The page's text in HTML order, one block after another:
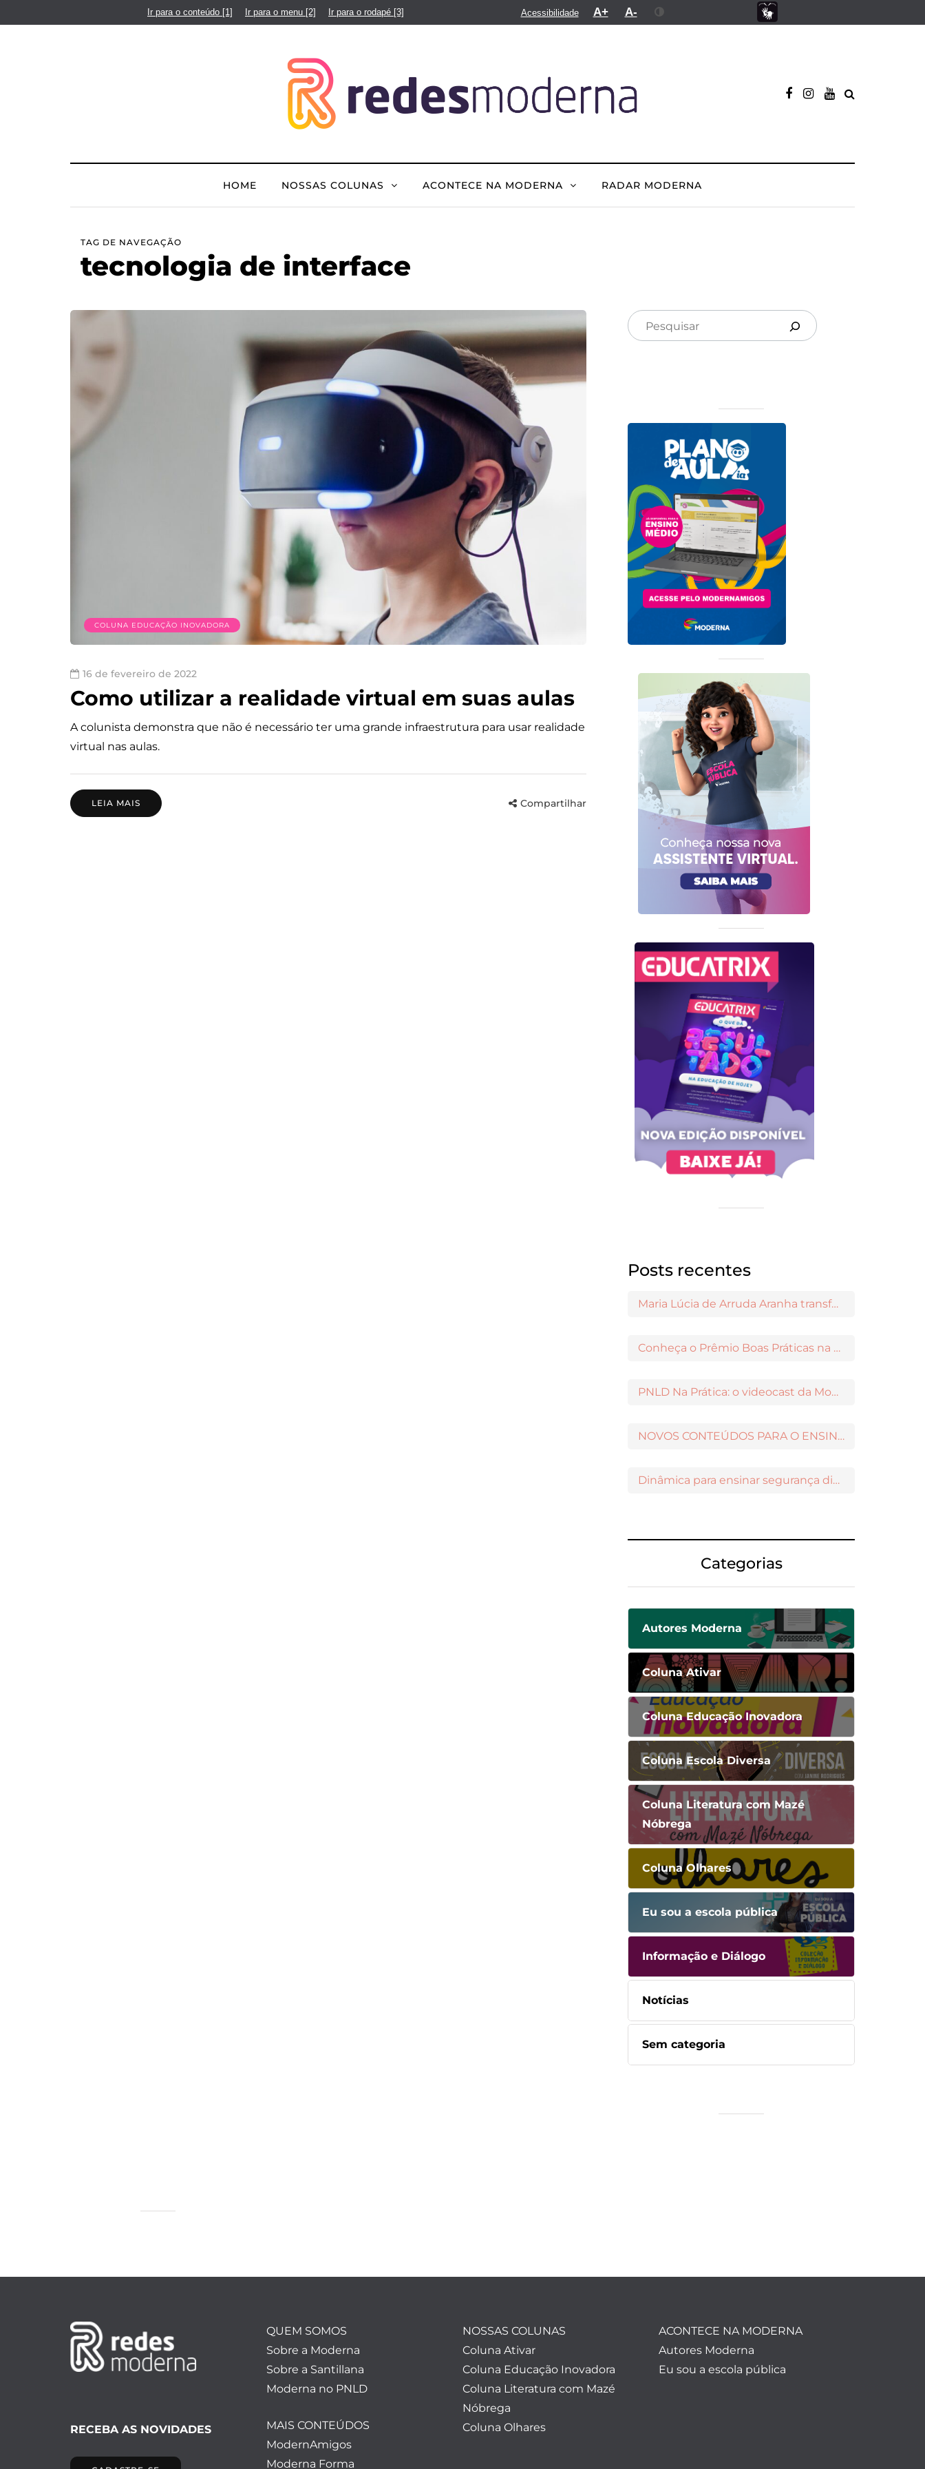
Ir para o conteúdo [1] Ir para o menu [2] Ir para o rodapé [3] Acessibilidade A+ A-
HOME NOSSAS COLUNAS ACONTECE NA MODERNA RADAR MODERNA
TAG DE NAVEGAÇÃO
tecnologia de interface
COLUNA EDUCAÇÃO INOVADORA
16 de fevereiro de 2022
Como utilizar a realidade virtual em suas aulas
A colunista demonstra que não é necessário ter uma grande infraestrutura para usar realidade
virtual nas aulas.
LEIA MAIS Compartilhar
Posts recentes
Maria Lúcia de Arruda Aranha transformou o ensino de Filosofia no Brasil
Conheça o Prêmio Boas Práticas na Escola
PNLD Na Prática: o videocast da Moderna para apoiar a escolha das obras aprovadas
NOVOS CONTEÚDOS PARA O ENSINO MÉDIO DISPONÍVEIS NO MODERNAMIGOS
Dinâmica para ensinar segurança digital nos Anos Iniciais
Categorias
Autores Moderna
Coluna Ativar
Coluna Educação Inovadora
Coluna Escola Diversa
Coluna Literatura com Mazé
Nóbrega
Coluna Olhares
Eu sou a escola pública
Informação e Diálogo
Notícias
Sem categoria
RECEBA AS NOVIDADES
QUEM SOMOS
Sobre a Moderna
Sobre a Santillana
Moderna no PNLD
MAIS CONTEÚDOS
ModernAmigos
Moderna Forma
NOSSAS COLUNAS
Coluna Ativar
Coluna Educação Inovadora
Coluna Literatura com Mazé
Nóbrega
Coluna Olhares
ACONTECE NA MODERNA
Autores Moderna
Eu sou a escola pública